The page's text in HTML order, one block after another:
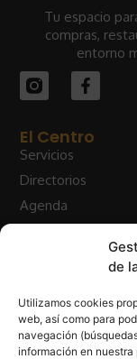
de
Utilizamos cookies
web, así como para
navegación
información en
Tu espacio
compras,
entorno
El Centro
Servicios
Directorios
Agenda
Política de
Política de cookies